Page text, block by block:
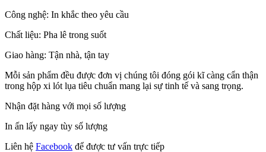
Công nghệ: In khắc theo yêu cầu
Chất liệu: Pha lê trong suốt
Giao hàng: Tận nhà, tận tay
Mỗi sản phẩm đều được đơn vị chúng tôi đóng gói kĩ càng cẩn thận
trong hộp xi lót lụa tiêu chuẩn mang lại sự tinh tế và sang trọng.
Nhận đặt hàng với mọi số lượng
In ấn lấy ngay tùy số lượng
Liên hệ Facebook để được tư vấn trực tiếp